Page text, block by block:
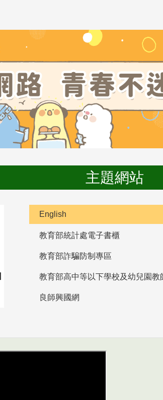
主題網站
English
教育部統計處電子書櫃
教育部詐騙防制專區
良師興國網